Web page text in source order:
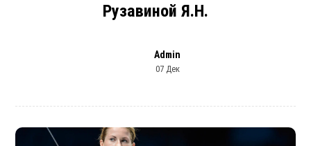
Рузавиной Я.Н.
Admin
07 Дек